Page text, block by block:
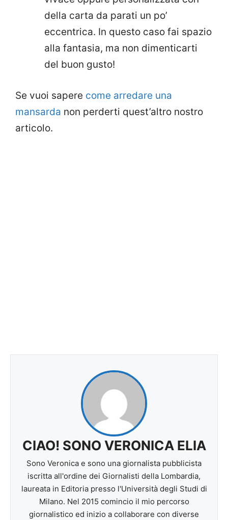
della carta da parati un po’
eccentrica. In questo caso fai spazio
alla fantasia, ma non dimenticarti
del buon gusto!
Se vuoi sapere come arredare una
mansarda non perderti quest’altro nostro
articolo.
CIAO! SONO VERONICA ELIA
Sono Veronica e sono una giornalista pubblicista
iscritta all'ordine dei Giornalisti della Lombardia,
laureata in Editoria presso l'Università degli Studi di
Milano. Nel 2015 comincio il mio percorso
giornalistico ed inizio a collaborare con diverse